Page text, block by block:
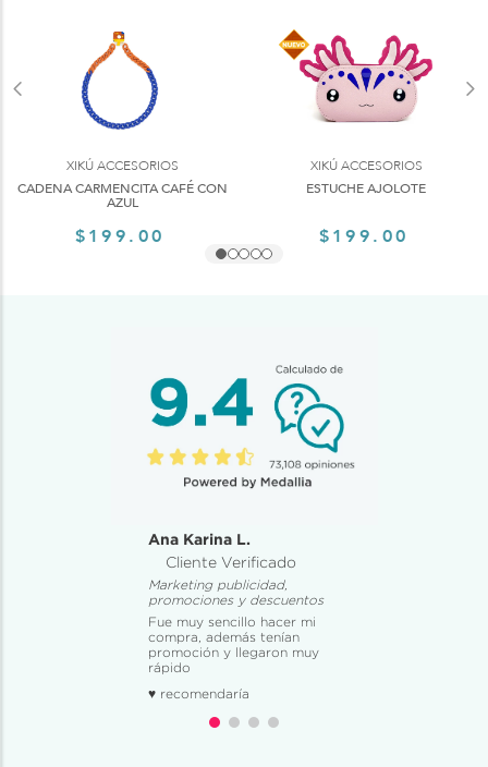
XIKÚ ACCESORIOS
CADENA CARMENCITA CAFÉ CON
AZUL
$199.00
XIKÚ ACCESORIOS
ESTUCHE AJOLOTE
$199.00
Ana Karina L.
Cliente Verificado
Marketing publicidad,
promociones y descuentos
Fue muy sencillo hacer mi
compra, además tenían
promoción y llegaron muy
rápido
♥ recomendaría